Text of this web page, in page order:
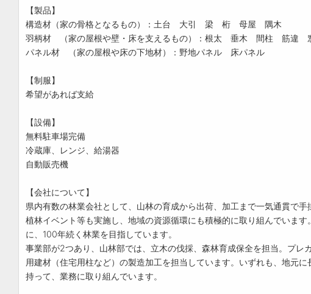
【製品】
構造材（家の骨格となるもの）：土台 大引 梁 桁 母屋 隅木
羽柄材 （家の屋根や壁・床を支えるもの）：根太 垂木 間柱 筋違
パネル材 （家の屋根や床の下地材）：野地パネル 床パネル
【制服】
希望があれば支給
【設備】
無料駐車場完備
冷蔵庫、レンジ、給湯器
自動販売機
【会社について】
県内有数の林業会社として、山林の育成から出荷、加工まで一気通貫で手
植林イベント等も実施し、地域の資源循環にも積極的に取り組んでいま
に、100年続く林業を目指しています。
事業部が2つあり、山林部では、立木の伐採、森林育成保全を担当。プレ
用建材（住宅用柱など）の製造加工を担当しています。いずれも、地元
持って、業務に取り組んでいます。